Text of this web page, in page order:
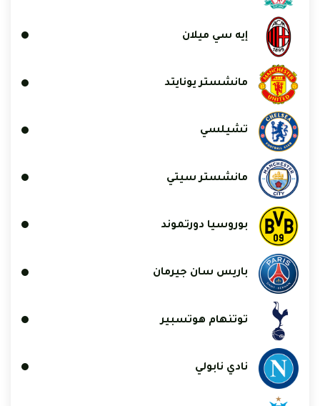
إيه سي ميلان
مانشستر يونايتد
تشيلسي
مانشستر سيتي
بوروسيا دورتموند
باريس سان جيرمان
توتنهام هوتسبير
نادي نابولي